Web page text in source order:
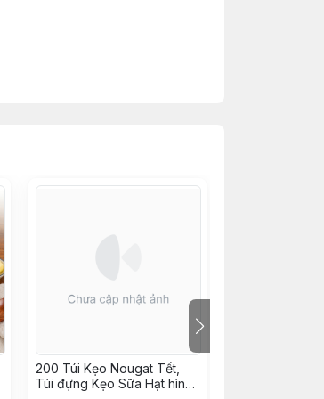
200 Túi Kẹo Nougat Tết,
Túi đựng Kẹo Sữa Hạt hình